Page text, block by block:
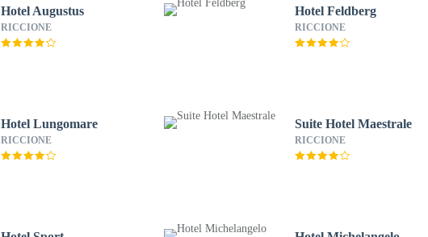
Hotel Augustus
RICCIONE
Hotel Feldberg
RICCIONE
Hotel Lungomare
RICCIONE
Suite Hotel Maestrale
RICCIONE